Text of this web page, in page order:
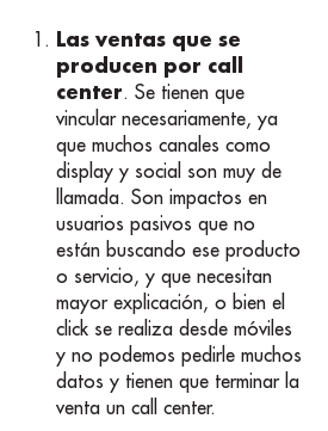
Las ventas que se
producen por call
center. Se tienen que
vincular necesariamente, ya
que muchos canales como
display y social son muy de
llamada. Son impactos en
usuarios pasivos que no
están buscando ese producto
o servicio, y que necesitan
mayor explicación, o bien el
click se realiza desde móviles
y no podemos pedirle muchos
datos y tienen que terminar la
venta un call center.